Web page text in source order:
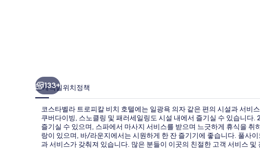
사
진
갤
러
리
133+
소개객실위치정책
코스타벨라 트로피칼 비치 호텔에는 일광욕 의자 같은 편의 시설과 서비
쿠버다이빙, 스노클링 및 패러세일링도 시설 내에서 즐기실 수 있습니다
즐기실 수 있으며, 스파에서 마사지 서비스를 받으며 느긋하게 휴식을
랑이 있으며, 바/라운지에서는 시원하게 한 잔 즐기기에 좋습니다. 풀사
과 서비스가 갖춰져 있습니다. 많은 분들이 이곳의 친절한 고객 서비스